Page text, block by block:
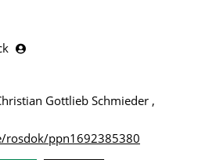
Gottlieb Schmieder ,
rosdok/ppn1692385380